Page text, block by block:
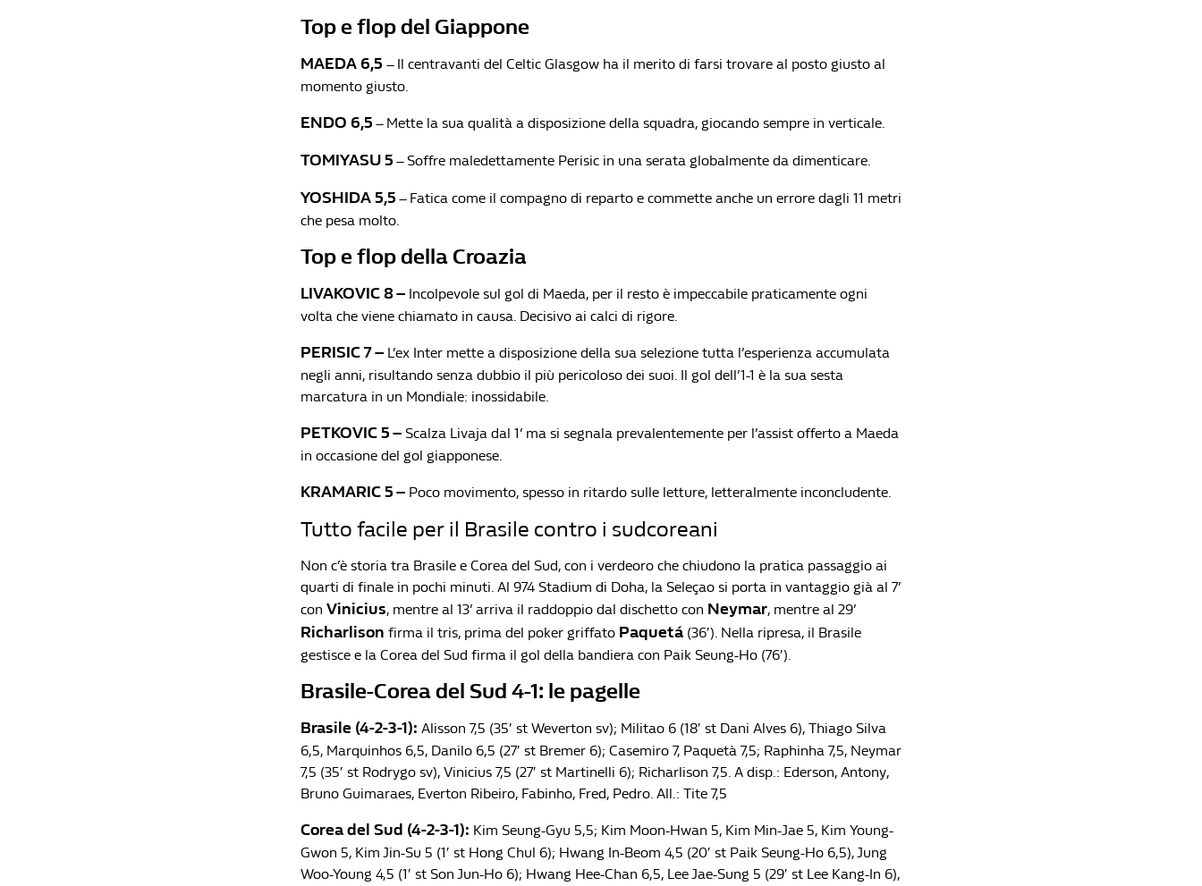
Top e flop del Giappone
MAEDA 6,5 – Il centravanti del Celtic Glasgow ha il merito di farsi trovare al posto giusto al
momento giusto.
ENDO 6,5 – Mette la sua qualità a disposizione della squadra, giocando sempre in verticale.
TOMIYASU 5 – Soffre maledettamente Perisic in una serata globalmente da dimenticare.
YOSHIDA 5,5 – Fatica come il compagno di reparto e commette anche un errore dagli 11 metri
che pesa molto.
Top e flop della Croazia
LIVAKOVIC 8 – Incolpevole sul gol di Maeda, per il resto è impeccabile praticamente ogni
volta che viene chiamato in causa. Decisivo ai calci di rigore.
PERISIC 7 – L’ex Inter mette a disposizione della sua selezione tutta l’esperienza accumulata
negli anni, risultando senza dubbio il più pericoloso dei suoi. Il gol dell’1-1 è la sua sesta
marcatura in un Mondiale: inossidabile.
PETKOVIC 5 – Scalza Livaja dal 1’ ma si segnala prevalentemente per l’assist offerto a Maeda
in occasione del gol giapponese.
KRAMARIC 5 – Poco movimento, spesso in ritardo sulle letture, letteralmente inconcludente.
Tutto facile per il Brasile contro i sudcoreani
Non c’è storia tra Brasile e Corea del Sud, con i verdeoro che chiudono la pratica passaggio ai
quarti di finale in pochi minuti. Al 974 Stadium di Doha, la Seleçao si porta in vantaggio già al 7’
con Vinicius, mentre al 13’ arriva il raddoppio dal dischetto con Neymar, mentre al 29’
Richarlison firma il tris, prima del poker griffato Paquetá (36′). Nella ripresa, il Brasile
gestisce e la Corea del Sud firma il gol della bandiera con Paik Seung-Ho (76′).
Brasile-Corea del Sud 4-1: le pagelle
Brasile (4-2-3-1): Alisson 7,5 (35′ st Weverton sv); Militao 6 (18′ st Dani Alves 6), Thiago Silva
6,5, Marquinhos 6,5, Danilo 6,5 (27′ st Bremer 6); Casemiro 7, Paquetà 7,5; Raphinha 7,5, Neymar
7,5 (35′ st Rodrygo sv), Vinicius 7,5 (27′ st Martinelli 6); Richarlison 7,5. A disp.: Ederson, Antony,
Bruno Guimaraes, Everton Ribeiro, Fabinho, Fred, Pedro. All.: Tite 7,5
Coreadel Sud (4-2-3-1): Kim Seung-Gyu 5,5; Kim Moon-Hwan 5, Kim Min-Jae 5, Kim Young-
Gwon 5, Kim Jin-Su 5 (1′ st Hong Chul 6); Hwang In-Beom 4,5 (20′ st Paik Seung-Ho 6,5), Jung
Woo-Young 4,5 (1′ st Son Jun-Ho 6); Hwang Hee-Chan 6,5, Lee Jae-Sung 5 (29′ st Lee Kang-In 6),